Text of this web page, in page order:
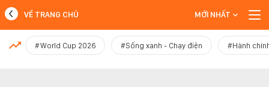
MỚI NHẤT
VỀ TRANG CHỦ MỚI NHẤT
#World Cup 2026 #Sống xanh - Chạy điện #Hành